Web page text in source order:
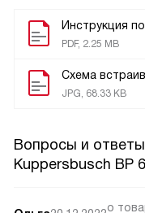
Инструкция
PDF, 2.25 MB
Схема
JPG, 68.33 KB
Вопросы и
Kuppersbusch BP
о